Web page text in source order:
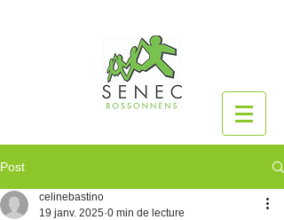
Post
celinebastino
19 janv. 2025 0 min de lecture